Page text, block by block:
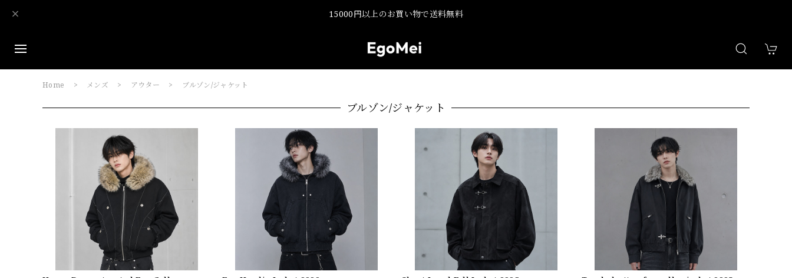
15000円以上のお買い物で送料無料
Home メンズ アウター ブルゾン/ジャケット
ブルゾン/ジャケット